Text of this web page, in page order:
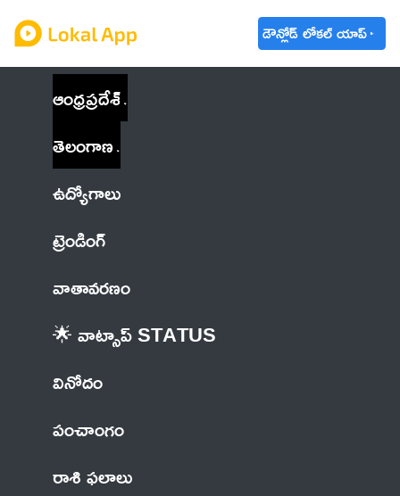
డౌన్లోడ్ లోకల్ యాప్
ఆంధ్రప్రదేశ్
తెలంగాణ
ఉద్యోగాలు
ట్రెండింగ్
వాతావరణం
🌟 వాట్సాప్ STATUS
వినోదం
పంచాంగం
రాశి ఫలాలు